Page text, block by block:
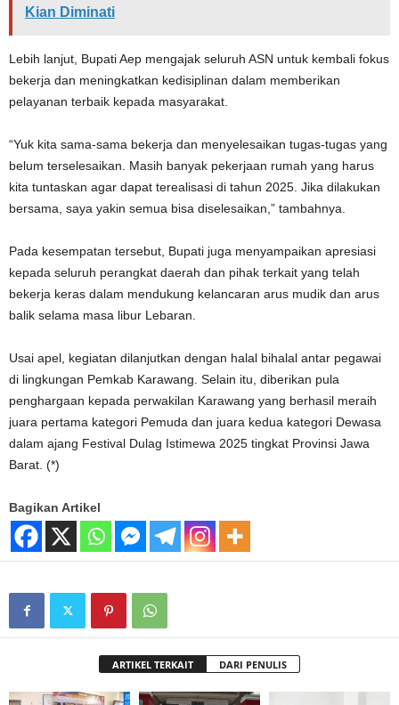
Kian Diminati
Lebih lanjut, Bupati Aep mengajak seluruh ASN untuk kembali fokus
bekerja dan meningkatkan kedisiplinan dalam memberikan
pelayanan terbaik kepada masyarakat.
“Yuk kita sama-sama bekerja dan menyelesaikan tugas-tugas yang
belum terselesaikan. Masih banyak pekerjaan rumah yang harus
kita tuntaskan agar dapat terealisasi di tahun 2025. Jika dilakukan
bersama, saya yakin semua bisa diselesaikan,” tambahnya.
Pada kesempatan tersebut, Bupati juga menyampaikan apresiasi
kepada seluruh perangkat daerah dan pihak terkait yang telah
bekerja keras dalam mendukung kelancaran arus mudik dan arus
balik selama masa libur Lebaran.
Usai apel, kegiatan dilanjutkan dengan halal bihalal antar pegawai
di lingkungan Pemkab Karawang. Selain itu, diberikan pula
penghargaan kepada perwakilan Karawang yang berhasil meraih
juara pertama kategori Pemuda dan juara kedua kategori Dewasa
dalam ajang Festival Dulag Istimewa 2025 tingkat Provinsi Jawa
Barat. (*)
Bagikan Artikel
ARTIKEL TERKAIT DARI PENULIS